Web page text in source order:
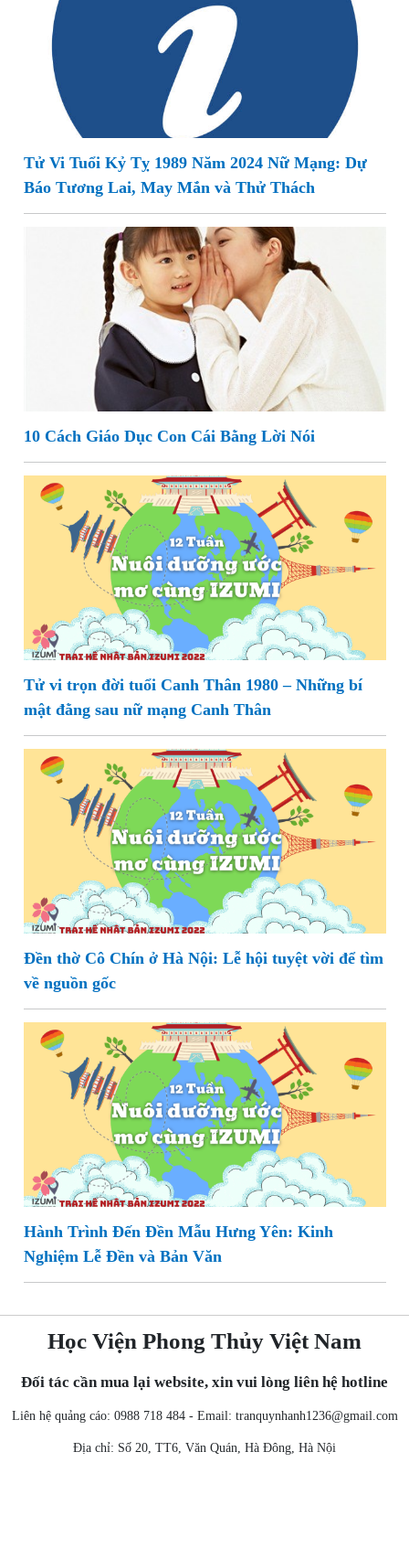
Tử Vi Tuổi Kỷ Tỵ 1989 Năm 2024 Nữ Mạng: Dự
Báo Tương Lai, May Mắn và Thử Thách
10 Cách Giáo Dục Con Cái Bằng Lời Nói
Tử vi trọn đời tuổi Canh Thân 1980 – Những bí
mật đằng sau nữ mạng Canh Thân
Đền thờ Cô Chín ở Hà Nội: Lễ hội tuyệt vời để tìm
về nguồn gốc
Hành Trình Đến Đền Mẫu Hưng Yên: Kinh
Nghiệm Lễ Đền và Bản Văn
Học Viện Phong Thủy Việt Nam
Đối tác cần mua lại website, xin vui lòng liên hệ hotline
Liên hệ quảng cáo: 0988 718 484 - Email: tranquynhanh1236@gmail.com
Địa chỉ: Số 20, TT6, Văn Quán, Hà Đông, Hà Nội